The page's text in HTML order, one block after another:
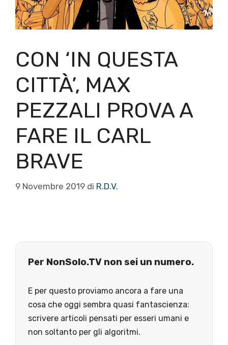
CON ‘IN QUESTA
CITTÀ’, MAX
PEZZALI PROVA A
FARE IL CARL
BRAVE
9 Novembre 2019 di R.D.V.
Per NonSolo.TV non sei un numero.
E per questo proviamo ancora a fare una
cosa che oggi sembra quasi fantascienza:
scrivere articoli pensati per esseri umani e
non soltanto per gli algoritmi.